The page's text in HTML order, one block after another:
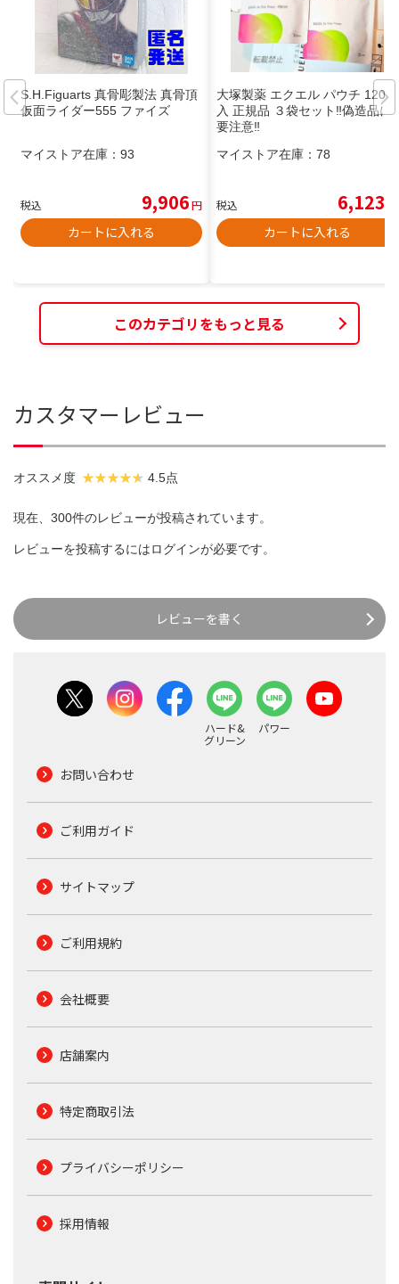
S.H.Figuarts 真骨彫製法 真骨頂
仮面ライダー555 ファイズ
マイストア在庫： 93
税込 9,906円
カートに入れる
大塚製薬 エクエル パウチ 120粒
入 正規品 ３袋セット‼️偽造品に
要注意‼️
マイストア在庫： 78
税込 6,123
カートに入れる
このカテゴリをもっと見る
カスタマーレビュー
オススメ度 4.5点
現在、300件のレビューが投稿されています。
レビューを投稿するにはログインが必要です。
レビューを書く
ハード&
グリーン
パワー
お問い合わせ
ご利用ガイド
サイトマップ
ご利用規約
会社概要
店舗案内
特定商取引法
プライバシーポリシー
採用情報